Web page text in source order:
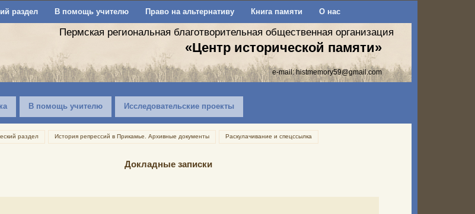
раздел В помощь учителю Право на альтернативу Книга памяти О нас
Пермская региональная благотворительная общественная организация
«Центр исторической памяти»
e-mail:histmemory59@gmail.com
В помощь учителю Исследовательские проекты
раздел История репрессий в Прикамье. Архивные документы Раскулачивание и спецссылка
Докладные записки